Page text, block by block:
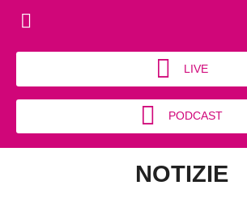
LIVE
PODCAST
NOTIZIE